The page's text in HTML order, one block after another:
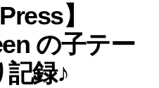
ゴ
リ
ー
】
の子テー
記録♪